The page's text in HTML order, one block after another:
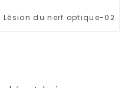
Lésion du nerf optique-02